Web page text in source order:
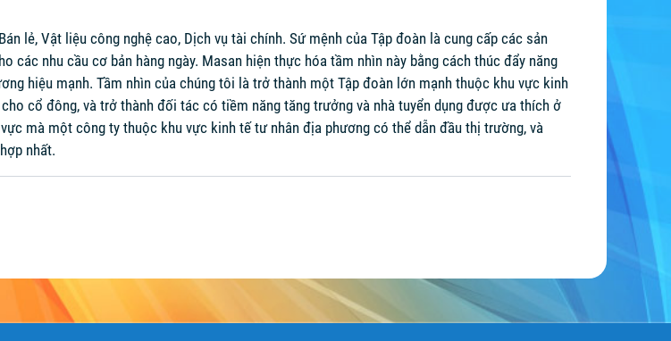
lẻ, Vật liệu công nghệ cao, Dịch vụ tài chính. Sứ mệnh của Tập đoàn là cung cấp các sản
nhu cầu cơ bản hàng ngày. Masan hiện thực hóa tầm nhìn này bằng cách thúc đẩy năng
hiệu mạnh. Tầm nhìn của chúng tôi là trở thành một Tập đoàn lớn mạnh thuộc khu vực kinh
cổ đông, và trở thành đối tác có tiềm năng tăng trưởng và nhà tuyển dụng được ưa thích ở
mà một công ty thuộc khu vực kinh tế tư nhân địa phương có thể dẫn đầu thị trường, và
nhất.